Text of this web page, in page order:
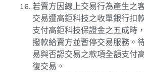
若賣方因線上交易行為產生之
交易遭高鉅科技之收單銀行扣
支付高鉅科技保證金之五成時
撥款給賣方並暫停交易服務。
易與否認交易之款項全額支付
復交易。